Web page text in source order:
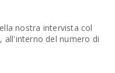
nostra intervista col
all'interno del numero di